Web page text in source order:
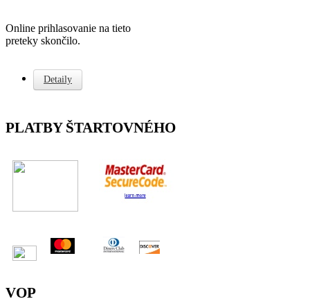
Online prihlasovanie na tieto
preteky skončilo.
Detaily
PLATBY ŠTARTOVNÉHO
VOP